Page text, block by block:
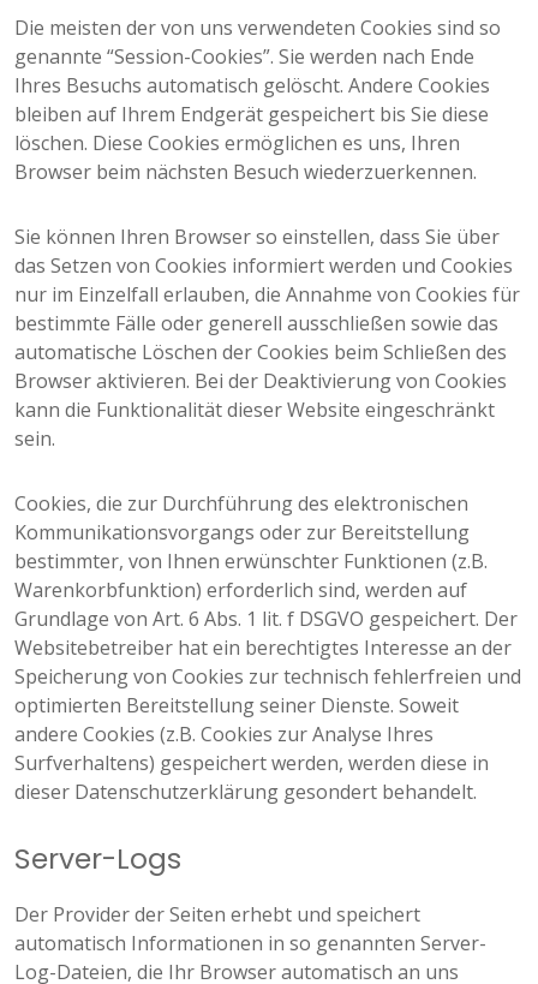
Die meisten der von uns verwendeten Cookies sind so
genannte “Session-Cookies”. Sie werden nach Ende
Ihres Besuchs automatisch gelöscht. Andere Cookies
bleiben auf Ihrem Endgerät gespeichert bis Sie diese
löschen. Diese Cookies ermöglichen es uns, Ihren
Browser beim nächsten Besuch wiederzuerkennen.
Sie können Ihren Browser so einstellen, dass Sie über
das Setzen von Cookies informiert werden und Cookies
nur im Einzelfall erlauben, die Annahme von Cookies für
bestimmte Fälle oder generell ausschließen sowie das
automatische Löschen der Cookies beim Schließen des
Browser aktivieren. Bei der Deaktivierung von Cookies
kann die Funktionalität dieser Website eingeschränkt
sein.
Cookies, die zur Durchführung des elektronischen
Kommunikationsvorgangs oder zur Bereitstellung
bestimmter, von Ihnen erwünschter Funktionen (z.B.
Warenkorbfunktion) erforderlich sind, werden auf
Grundlage von Art. 6 Abs. 1 lit. f DSGVO gespeichert. Der
Websitebetreiber hat ein berechtigtes Interesse an der
Speicherung von Cookies zur technisch fehlerfreien und
optimierten Bereitstellung seiner Dienste. Soweit
andere Cookies (z.B. Cookies zur Analyse Ihres
Surfverhaltens) gespeichert werden, werden diese in
dieser Datenschutzerklärung gesondert behandelt.
Server-Logs
Der Provider der Seiten erhebt und speichert
automatisch Informationen in so genannten Server-
Log-Dateien, die Ihr Browser automatisch an uns